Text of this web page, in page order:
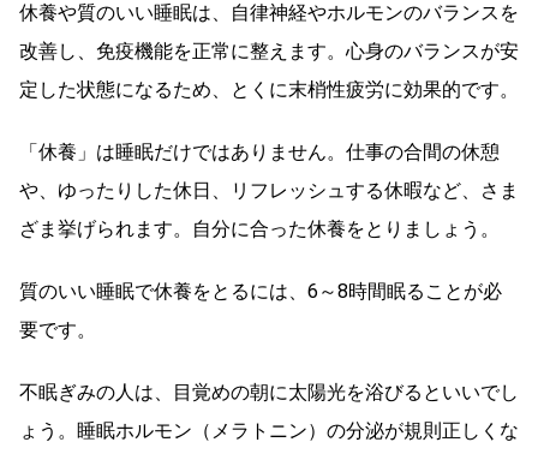
休養や質のいい睡眠は、自律神経やホルモンのバランスを
改善し、免疫機能を正常に整えます。心身のバランスが安
定した状態になるため、とくに末梢性疲労に効果的です。
「休養」は睡眠だけではありません。仕事の合間の休憩
や、ゆったりした休日、リフレッシュする休暇など、さま
ざま挙げられます。自分に合った休養をとりましょう。
質のいい睡眠で休養をとるには、6～8時間眠ることが必
要です。
不眠ぎみの人は、目覚めの朝に太陽光を浴びるといいでし
ょう。睡眠ホルモン（メラトニン）の分泌が規則正しくな